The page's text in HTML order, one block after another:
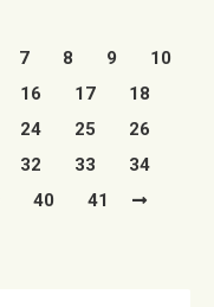
7 8 9
10
16 17
18
24 25
26
32 33
34
40 41